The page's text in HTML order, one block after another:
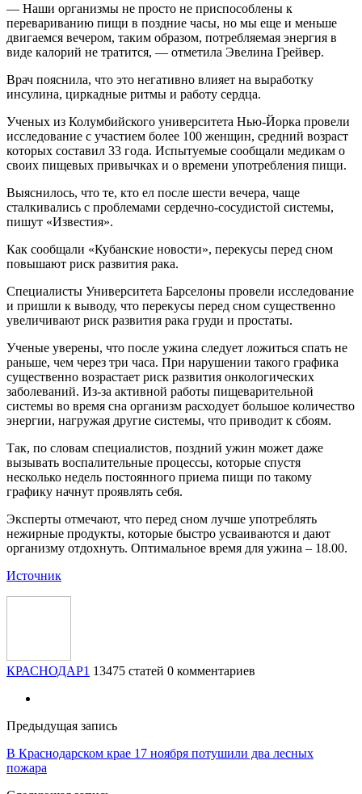
— Наши организмы не просто не приспособлены к
перевариванию пищи в поздние часы, но мы еще и меньше
двигаемся вечером, таким образом, потребляемая энергия в
виде калорий не тратится, — отметила Эвелина Грейвер.
Врач пояснила, что это негативно влияет на выработку
инсулина, циркадные ритмы и работу сердца.
Ученых из Колумбийского университета Нью-Йорка провели
исследование с участием более 100 женщин, средний возраст
которых составил 33 года. Испытуемые сообщали медикам о
своих пищевых привычках и о времени употребления пищи.
Выяснилось, что те, кто ел после шести вечера, чаще
сталкивались с проблемами сердечно-сосудистой системы,
пишут «Известия».
Как сообщали «Кубанские новости», перекусы перед сном
повышают риск развития рака.
Специалисты Университета Барселоны провели исследование
и пришли к выводу, что перекусы перед сном существенно
увеличивают риск развития рака груди и простаты.
Ученые уверены, что после ужина следует ложиться спать не
раньше, чем через три часа. При нарушении такого графика
существенно возрастает риск развития онкологических
заболеваний. Из-за активной работы пищеварительной
системы во время сна организм расходует большое количество
энергии, нагружая другие системы, что приводит к сбоям.
Так, по словам специалистов, поздний ужин может даже
вызывать воспалительные процессы, которые спустя
несколько недель постоянного приема пищи по такому
графику начнут проявлять себя.
Эксперты отмечают, что перед сном лучше употреблять
нежирные продукты, которые быстро усваиваются и дают
организму отдохнуть. Оптимальное время для ужина – 18.00.
Источник
КРАСНОДАР1 13475 статей 0 комментариев
Предыдущая запись
В Краснодарском крае 17 ноября потушили два лесных
пожара